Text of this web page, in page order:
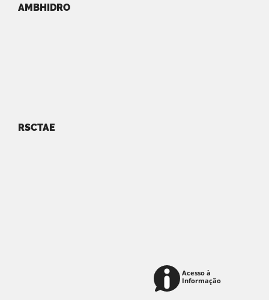
AMBHIDRO
RSCTAE